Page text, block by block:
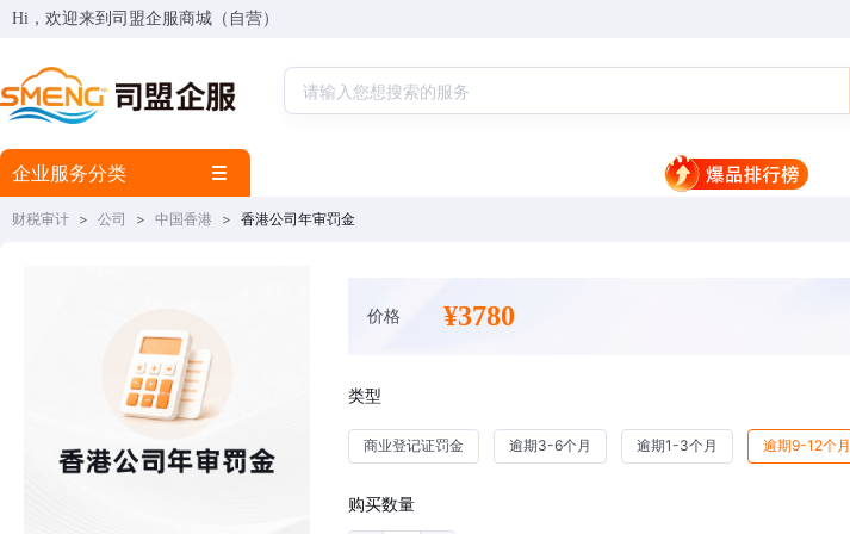
Hi，欢迎来到司盟企服商城（自营）
企业服务分类
财税审计 > 公司 > 中国香港 > 香港公司年审罚金
价格 ¥3780
类型
商业登记证罚金 逾期3-6个月 逾期1-3个月 逾期9-12个月
购买数量